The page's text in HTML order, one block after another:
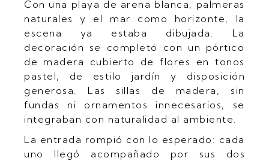
Con una playa de arena blanca, palmeras
naturales y el mar como horizonte, la
escena ya estaba dibujada. La
decoración se completó con un pórtico
de madera cubierto de flores en tonos
pastel, de estilo jardín y disposición
generosa. Las sillas de madera, sin
fundas ni ornamentos innecesarios, se
integraban con naturalidad al ambiente.
La entrada rompió con lo esperado: cada
uno llegó acompañado por sus dos